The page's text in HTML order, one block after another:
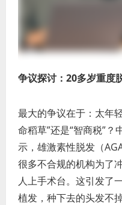
争议探讨：20多岁重度
最大的争议在于：太年
命稻草”还是“智商税”
示，雄激素性脱发（
很多不合规的机构为了
人上手术台。这引发了
植发，种下去的头发不